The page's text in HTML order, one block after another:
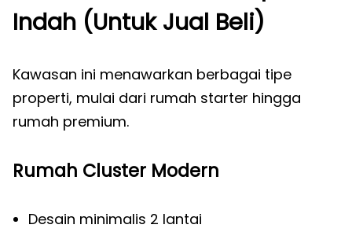
Indah (Untuk Jual Beli)
Kawasan ini menawarkan berbagai tipe
properti, mulai dari rumah starter hingga
rumah premium.
Rumah Cluster Modern
Desain minimalis 2 lantai